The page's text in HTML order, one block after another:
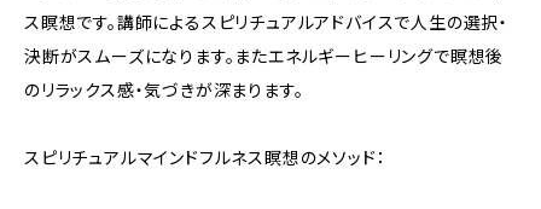
ス瞑想です。講師によるスピリチュアルアドバイスで人生の選択・
決断がスムーズになります。またエネルギーヒーリングで瞑想後
のリラックス感・気づきが深まります。
スピリチュアルマインドフルネス瞑想のメソッド：